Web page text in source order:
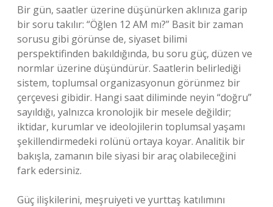
Bir gün, saatler üzerine düşünürken aklınıza garip
bir soru takılır: “Öğlen 12 AM mı?” Basit bir zaman
sorusu gibi görünse de, siyaset bilimi
perspektifinden bakıldığında, bu soru güç, düzen ve
normlar üzerine düşündürür. Saatlerin belirlediği
sistem, toplumsal organizasyonun görünmez bir
çerçevesi gibidir. Hangi saat diliminde neyin “doğru”
sayıldığı, yalnızca kronolojik bir mesele değildir;
iktidar, kurumlar ve ideolojilerin toplumsal yaşamı
şekillendirmedeki rolünü ortaya koyar. Analitik bir
bakışla, zamanın bile siyasi bir araç olabileceğini
fark edersiniz.
Güç ilişkilerini, meşruiyeti ve yurttaş katılımını